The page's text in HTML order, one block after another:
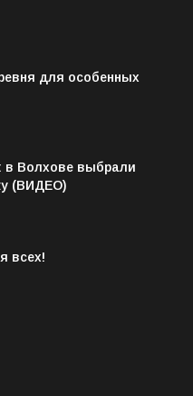
для особенных
Волхове выбрали
всех!